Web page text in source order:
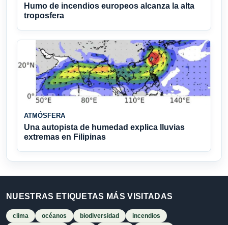
Humo de incendios europeos alcanza la alta
troposfera
ATMÓSFERA
Una autopista de humedad explica lluvias
extremas en Filipinas
NUESTRAS ETIQUETAS MÁS VISITADAS
clima océanos biodiversidad
incendios